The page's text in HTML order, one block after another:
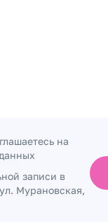
на
записи в
Мурановская,